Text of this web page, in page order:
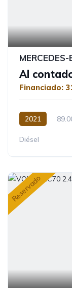
Al
Financiado:
2021
Diésel
Reservado